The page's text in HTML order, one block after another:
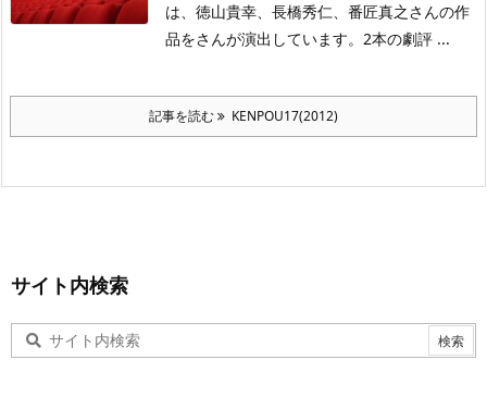
は、徳山貴幸、長橋秀仁、番匠真之さんの作
品をさんが演出しています。2本の劇評 ...
記事を読む KENPOU17(2012)
サイト内検索